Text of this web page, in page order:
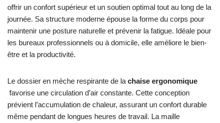
offrir un confort supérieur et un soutien optimal tout au long de la
journée. Sa structure moderne épouse la forme du corps pour
maintenir une posture naturelle et prévenir la fatigue. Idéale pour
les bureaux professionnels ou à domicile, elle améliore le bien-
être et la productivité.
Le dossier en mèche respirante de la chaise ergonomique
favorise une circulation d’air constante. Cette conception
prévient l’accumulation de chaleur, assurant un confort durable
même pendant de longues heures de travail. La maille